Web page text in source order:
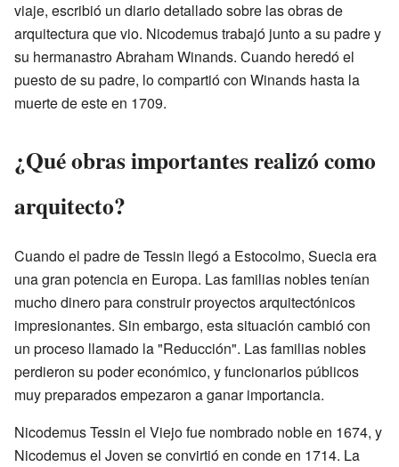
viaje, escribió un diario detallado sobre las obras de
arquitectura que vio. Nicodemus trabajó junto a su padre y
su hermanastro Abraham Winands. Cuando heredó el
puesto de su padre, lo compartió con Winands hasta la
muerte de este en 1709.
¿Qué obras importantes realizó como
arquitecto?
Cuando el padre de Tessin llegó a Estocolmo, Suecia era
una gran potencia en Europa. Las familias nobles tenían
mucho dinero para construir proyectos arquitectónicos
impresionantes. Sin embargo, esta situación cambió con
un proceso llamado la "Reducción". Las familias nobles
perdieron su poder económico, y funcionarios públicos
muy preparados empezaron a ganar importancia.
Nicodemus Tessin el Viejo fue nombrado noble en 1674, y
Nicodemus el Joven se convirtió en conde en 1714. La